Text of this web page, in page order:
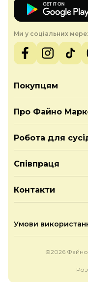
Покупцям
Про Файно
Робота для
Співпраця
Контакти
Умови
Ми у соціальних
©2026 Файно